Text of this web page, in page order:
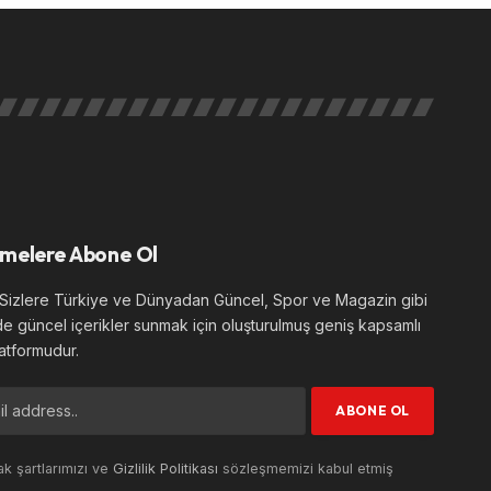
Abone Ol
Türkiye ve Dünyadan Güncel, Spor ve Magazin gibi
güncel içerikler sunmak için oluşturulmuş geniş kapsamlı
şartlarımızı ve Gizlilik Politikası sözleşmemizi kabul etmiş